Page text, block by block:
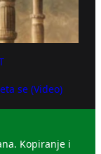
se (Video)
Kopiranje i